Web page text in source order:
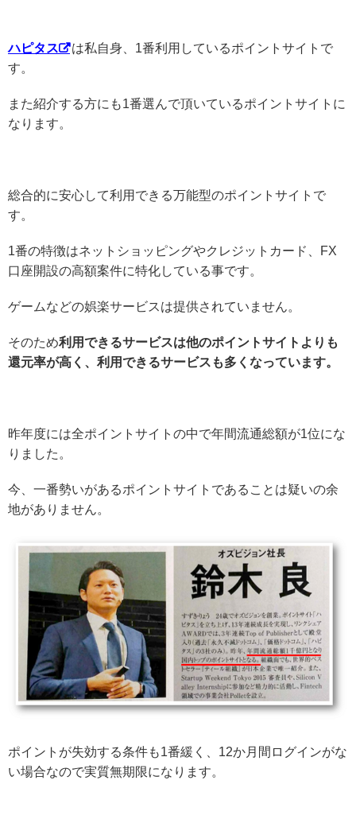
ハピタス
は私自身、1番利用しているポイントサイトで
す。
また紹介する方にも1番選んで頂いているポイントサイトに
なります。
総合的に安心して利用できる万能型のポイントサイトで
す。
1番の特徴はネットショッピングやクレジットカード、FX
口座開設の高額案件に特化している事です。
ゲームなどの娯楽サービスは提供されていません。
そのため利用できるサービスは他のポイントサイトよりも
還元率が高く、利用できるサービスも多くなっています。
昨年度には全ポイントサイトの中で年間流通総額が1位にな
りました。
今、一番勢いがあるポイントサイトであることは疑いの余
地がありません。
ポイントが失効する条件も1番緩く、12か月間ログインがな
い場合なので実質無期限になります。